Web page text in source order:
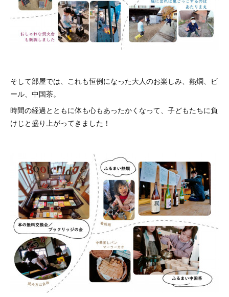
そして部屋では、これも恒例になった大人のお楽しみ、熱燗、ビ
ール、中国茶。
時間の経過とともに体も心もあったかくなって、子どもたちに負
けじと盛り上がってきました！